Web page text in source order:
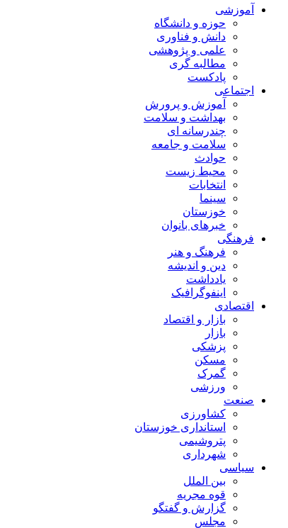
آموزشی
حوزه و دانشگاه
دانش و فناوری
علمی و پژوهشی
مطالبه گری
پادکست
اجتماعی
آموزش و پرورش
بهداشت و سلامت
چندرسانه ای
سلامت و جامعه
حوادث
محیط زیست
انتخابات
سینما
خوزستان
خبرهای بانوان
فرهنگی
فرهنگ و هنر
دین و اندیشه
یادداشت
اینفوگرافیک
اقتصادی
بازار و اقتصاد
بازار
پزشکی
مسکن
گمرک
ورزشی
صنعت
کشاورزی
استانداری خوزستان
پتروشیمی
شهرداری
سیاسی
بین الملل
قوه مجریه
گزارش و گفتگو
مجلس